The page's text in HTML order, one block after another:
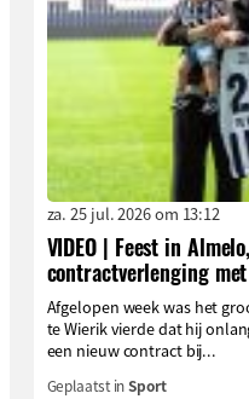
za. 25 jul. 2026 om 13:12
VIDEO | Feest in
contractverlenging
Afgelopen week was het
te Wierik vierde dat hij
een nieuw contract bij...
Geplaatst inSport